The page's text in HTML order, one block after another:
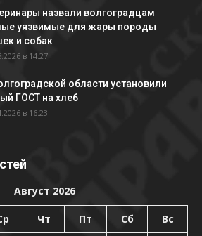
назвали волгоградцам
уязвимые для жары породы
и собак
в 14:27
области установили
ГОСТ на хлеб
в 16:23
Август 2026
Чт Пт Сб Вс